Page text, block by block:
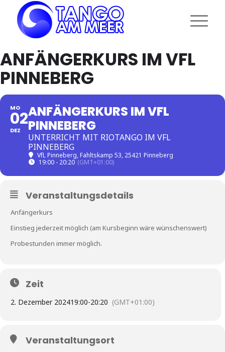
ANFÄNGERKURS IM VFL
PINNEBERG
MO
02
DEZ
ANFÄNGERKURS IM VFL
PINNEBERG
UNTERRICHT MIT RIOTANGO IM VFL
PINNEBERG
VfL Pinneberg, Fahltskamp 53, 25421 Pinneberg
19:00 - 20:20 (GMT+01:00)
Veranstaltungsdetails
Anfängerkurs
Einstieg jederzeit möglich (am Kursbeginn wäre wünschenswert)
Probestunden immer möglich.
Zeit
2. Dezember 202419:00-20:20 (GMT+01:00)
Veranstaltungsort